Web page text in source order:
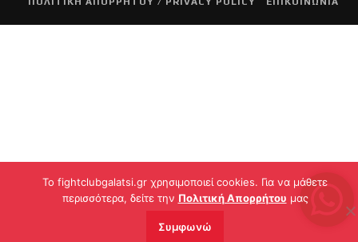
To fightclubgalatsi.gr χρησιμοποιεί cookies. Για να μάθετε
περισσότερα, δείτε την Πολιτική Απορρήτου μας
Συμφωνώ